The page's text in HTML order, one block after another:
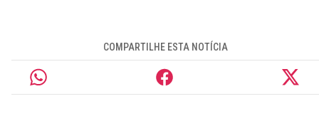
COMPARTILHE ESTA NOTÍCIA